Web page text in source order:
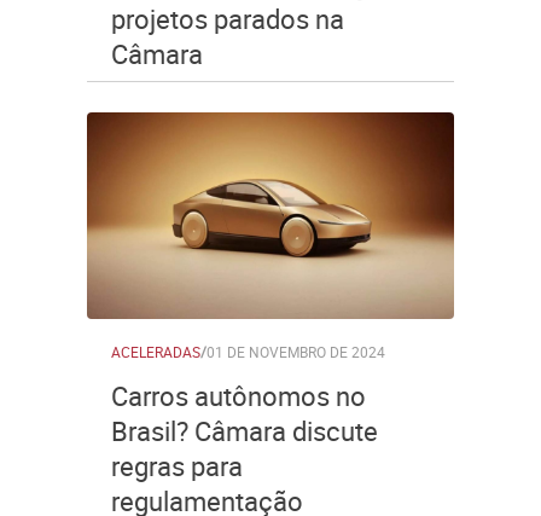
projetos parados na
Câmara
ACELERADAS/01 DE NOVEMBRO DE 2024
Carros autônomos no
Brasil? Câmara discute
regras para
regulamentação